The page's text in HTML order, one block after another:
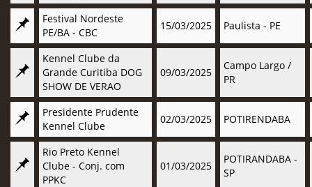
Festival Nordeste
PE/BA - CBC
15/03/2025 Paulista - PE
Kennel Clube da
Grande Curitiba DOG
SHOW DE VERAO
09/03/2025
Campo Largo /
PR
Presidente Prudente
Kennel Clube
02/03/2025 POTIRENDABA
Rio Preto Kennel
Clube - Conj. com
PPKC
01/03/2025
POTIRANDABA -
SP